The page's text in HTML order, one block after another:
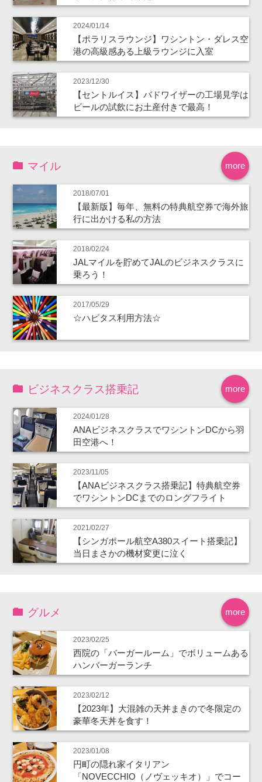
2024/01/14
【ポラリスラウンジ】ワシントン・ダレス空
港の高級感ある上級ラウンジに入室
2023/12/30
【セントルイス】バドワイザーの工場見学は
ビールの試飲にお土産付きで最高！
more
マイル
2018/07/01
【最新版】毎年、無料の特典航空券で海外旅
行に出かける私の方法
2018/02/24
JALマイルを貯めてJALのビジネスクラスに
乗ろう！
2017/05/29
☆ハピタス利用方法☆
more
ビジネスクラス搭乗記
2024/01/28
ANAビジネスクラスでワシントンDCから羽
田空港へ！
2023/11/05
【ANAビジネスクラス搭乗記】特典航空券
でワシントンDCまでのロングフライト
2021/02/27
【シンガポール航空A380スイート搭乗記】
当日まさかの機材変更に泣く
more
グルメ
2023/02/25
西院の「バーガールーム」でボリュームある
ハンバーガーランチ
2023/02/12
【2023年】大混雑の天丼まきので冬限定の
豪華冬天丼を食す！
2023/01/08
円町の隠れ家イタリアン
「NOVECCHIO（ノヴェッキオ）」でコー